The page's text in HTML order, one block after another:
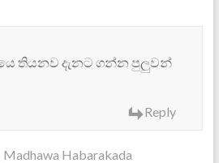
තියනව දැනට ගන්න පුලුවන්
Reply
Madhawa Habarakada